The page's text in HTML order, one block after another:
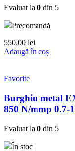
Evaluat la 0 din 5
Precomandă
550,00 lei
Adaugă în coș
Favorite
Burghiu metal
850 N/mmp 0.7-
Evaluat la 0 din 5
În stoc